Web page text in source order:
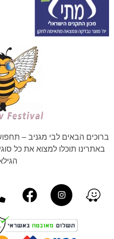
ברוכים הבאים לבי מגניב –
באתרינו תוכלו למצוא את כל